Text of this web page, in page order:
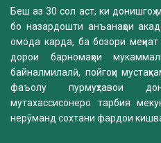
Беш аз 30 сол аст, ки донишгоҳ
бо назардошти анъанаҳои
омода карда, ба бозори
дорои барномаҳои
байналмилалӣ, пойгоҳи
фаъолу пурмуҳтавои
мутахассисонеро тарбия
нерӯманд сохтани фардои